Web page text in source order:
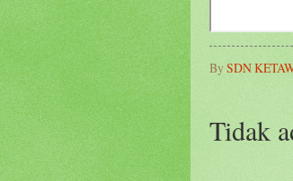
BySDN
Tidak